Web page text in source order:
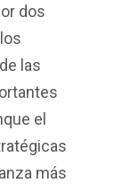
dos
las
el
más